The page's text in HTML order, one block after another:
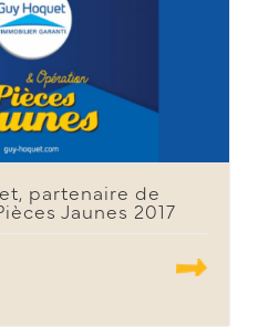
partenaire de
Jaunes 2017
.......